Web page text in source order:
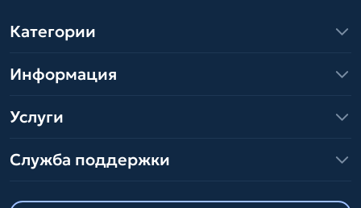
Категории
Информация
Услуги
Служба поддержки